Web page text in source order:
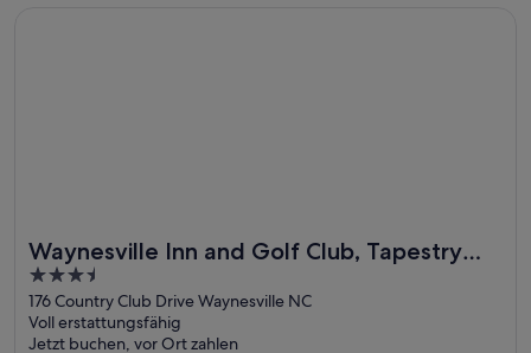
Toll für Golfer
Waynesville Inn and Golf Club, Tapestry
Collection by Hilton
3.5
out
of
176 Country Club Drive Waynesville NC
Voll erstattungsfähig
Jetzt buchen, vor Ort zahlen